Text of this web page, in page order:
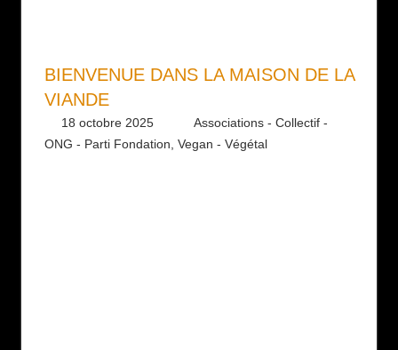
BIENVENUE DANS LA MAISON DE LA
VIANDE
18 octobre 2025 Daniel
Associations - Collectif -
ONG - Parti Fondation Vegan - Végétal